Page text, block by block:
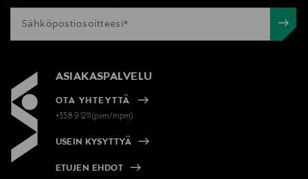
ASIAKASPALVELU
OTA YHTEYTTÄ
+358 9 1211(pvm/mpm)
USEIN KYSYTTYÄ
ETUJEN EHDOT